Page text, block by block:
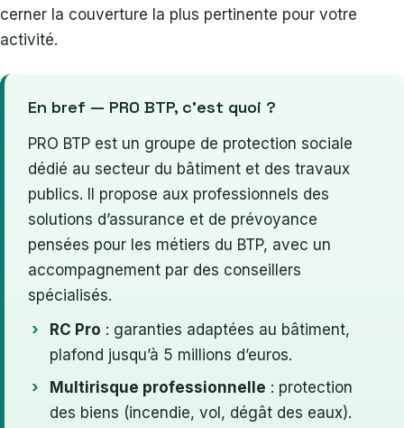
cerner la couverture la plus pertinente pour votre
activité.
En bref — PRO BTP, c’est quoi ?
PRO BTP est un groupe de protection sociale
dédié au secteur du bâtiment et des travaux
publics. Il propose aux professionnels des
solutions d’assurance et de prévoyance
pensées pour les métiers du BTP, avec un
accompagnement par des conseillers
spécialisés.
RC Pro : garanties adaptées au bâtiment,
plafond jusqu’à 5 millions d’euros.
Multirisque professionnelle : protection
des biens (incendie, vol, dégât des eaux).